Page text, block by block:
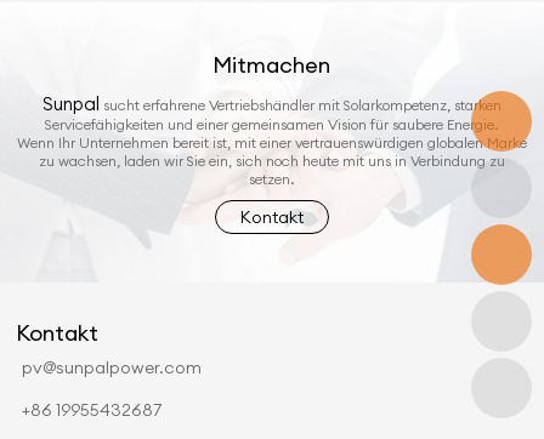
Mitmachen
Sunpal sucht erfahrene Vertriebshändler mit Solarkompetenz, starken
Servicefähigkeiten und einer gemeinsamen Vision für saubere Energie.
Wenn Ihr Unternehmen bereit ist, mit einer vertrauenswürdigen globalen Marke
zu wachsen, laden wir Sie ein, sich noch heute mit uns in Verbindung zu
setzen.
Kontakt
Kontakt
pv@sunpalpower.com
+86 19955432687